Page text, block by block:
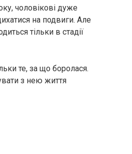
чоловікові дуже
на подвиги. Але
тільки в стадії
те, за що боролася.
з нею життя